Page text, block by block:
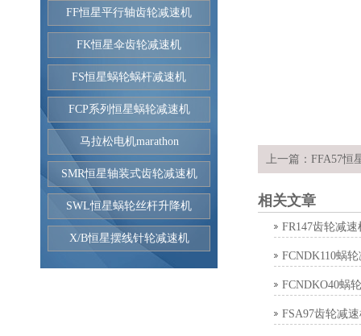
FF恒星平行轴齿轮减速机
FK恒星伞齿轮减速机
FS恒星蜗轮蜗杆减速机
FCP系列恒星蜗轮减速机
马拉松电机marathon
SMR恒星轴装式齿轮减速机
SWL恒星蜗轮丝杆升降机
X/B恒星摆线针轮减速机
上一篇： FFA57恒
相关文章
FR147齿轮减速
FCNDK110蜗
FCNDKO40蜗
FSA97齿轮减